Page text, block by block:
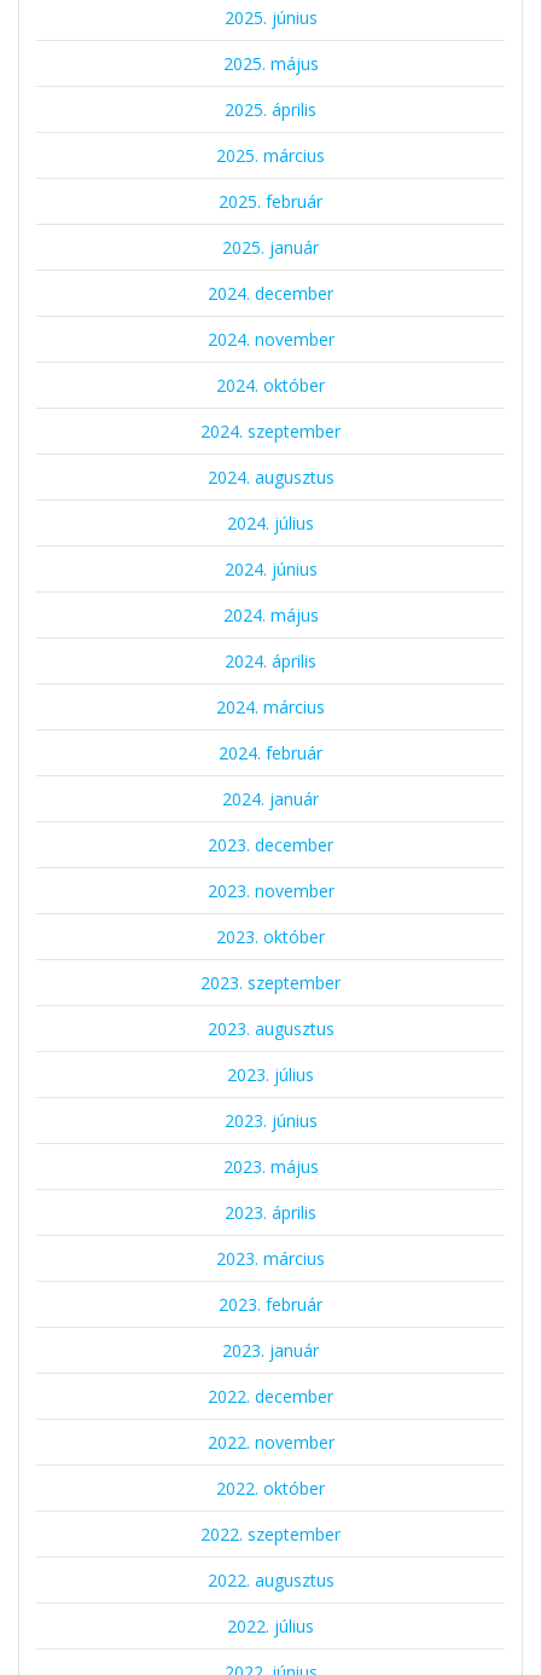
2025. június
2025. május
2025. április
2025. március
2025. február
2025. január
2024. december
2024. november
2024. október
2024. szeptember
2024. augusztus
2024. július
2024. június
2024. május
2024. április
2024. március
2024. február
2024. január
2023. december
2023. november
2023. október
2023. szeptember
2023. augusztus
2023. július
2023. június
2023. május
2023. április
2023. március
2023. február
2023. január
2022. december
2022. november
2022. október
2022. szeptember
2022. augusztus
2022. július